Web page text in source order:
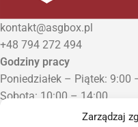
Zarządzaj
kontakt@asgbox.pl
+48 794 272 494
Godziny pracy
Poniedziałek – Piątek: 9:00
Sobota: 10:00 – 14:00
Niedziela: Zamknięte